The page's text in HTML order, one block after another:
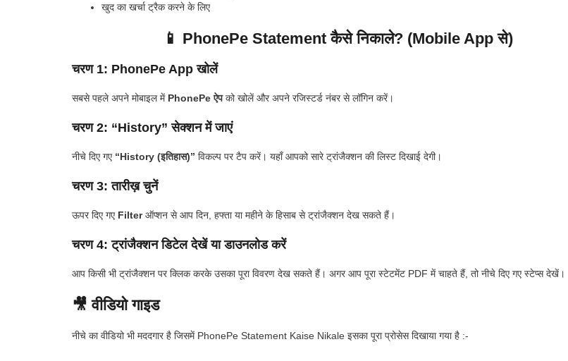
खुद का खर्चा ट्रैक करने के लिए
📱 PhonePe Statement कैसे निकाले? (Mobile App से)
चरण 1: PhonePe App खोलें
सबसे पहले अपने मोबाइल में PhonePe ऐपको खोलें और अपने रजिस्टर्ड नंबर से लॉगिन करें।
चरण 2: “History” सेक्शन में जाएं
नीचे दिए गए “History (इतिहास)” विकल्प पर टैप करें। यहाँ आपको सारे ट्रांजैक्शन की लिस्ट दिखाई देगी।
चरण 3: तारीख़ चुनें
ऊपर दिए गए Filterऑप्शन से आप दिन, हफ्ता या महीने के हिसाब से ट्रांजैक्शन देख सकते हैं।
चरण 4: ट्रांजैक्शन डिटेल देखें या डाउनलोड करें
आप किसी भी ट्रांजैक्शन पर क्लिक करके उसका पूरा विवरण देख सकते हैं। अगर आप पूरा स्टेटमेंट PDF में चाहते हैं, तो नीचे दिए गए स्टेप्स देखें।
🎥 वीडियो गाइड
नीचे का वीडियो भी मददगार है जिसमें PhonePe Statement Kaise Nikale इसका पूरा प्रोसेस दिखाया गया है :-